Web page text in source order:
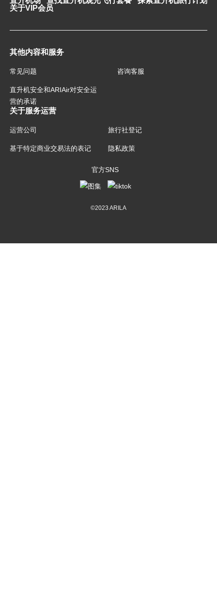
关于VIP会员
其他内容和服务
常见问题 咨询客服
直升机安全和ARIAir对安全运
营的承诺
关于服务运营
运营公司 旅行社登记
基于特定商业交易法的表记 隐私政策
官方SNS
©2023 ARILA